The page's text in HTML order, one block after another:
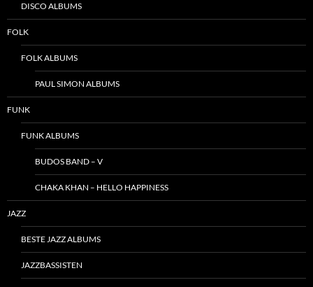
DISCO ALBUMS
FOLK
FOLK ALBUMS
PAUL SIMON ALBUMS
FUNK
FUNK ALBUMS
BUDOS BAND – V
CHAKA KHAN – HELLO HAPPINESS
JAZZ
BESTE JAZZ ALBUMS
JAZZBASSISTEN